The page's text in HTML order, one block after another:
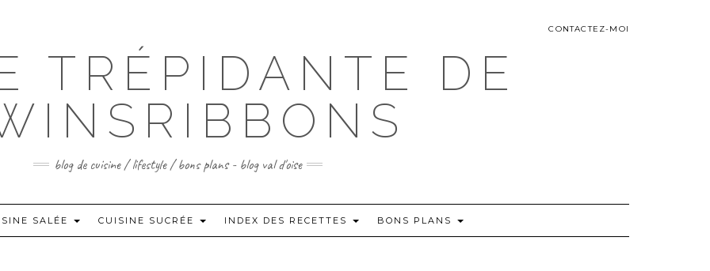
CONTACTEZ-MOI
TRÉPIDANTE DE
blog de cuisine / lifestyle / bons plans - blog val d'oise
SALÉE CUISINE SUCRÉE INDEX DES RECETTES BONS PLANS